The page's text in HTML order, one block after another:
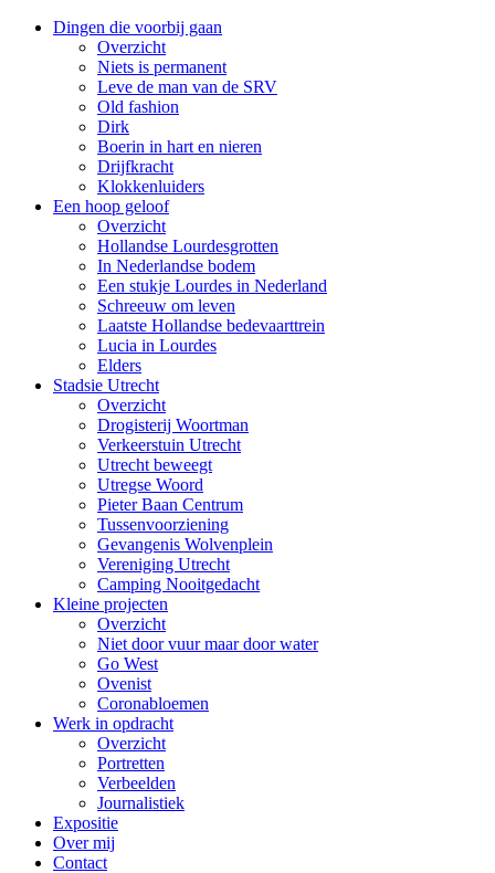
Dingen die voorbij gaan
Overzicht
Niets is permanent
Leve de man van de SRV
Old fashion
Dirk
Boerin in hart en nieren
Drijfkracht
Klokkenluiders
Een hoop geloof
Overzicht
Hollandse Lourdesgrotten
In Nederlandse bodem
Een stukje Lourdes in Nederland
Schreeuw om leven
Laatste Hollandse bedevaarttrein
Lucia in Lourdes
Elders
Stadsie Utrecht
Overzicht
Drogisterij Woortman
Verkeerstuin Utrecht
Utrecht beweegt
Utregse Woord
Pieter Baan Centrum
Tussenvoorziening
Gevangenis Wolvenplein
Vereniging Utrecht
Camping Nooitgedacht
Kleine projecten
Overzicht
Niet door vuur maar door water
Go West
Ovenist
Coronabloemen
Werk in opdracht
Overzicht
Portretten
Verbeelden
Journalistiek
Expositie
Over mij
Contact